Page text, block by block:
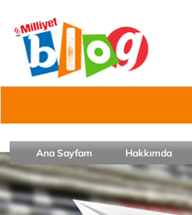
Ana Sayfam Hakkımda